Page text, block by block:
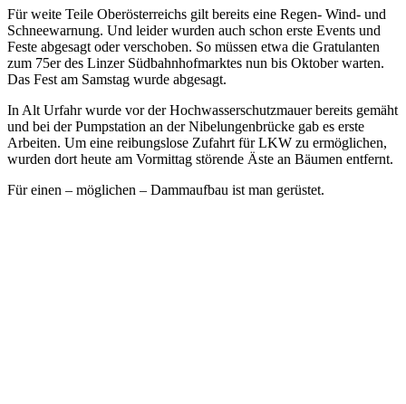
Für weite Teile Oberösterreichs gilt bereits eine Regen- Wind- und
Schneewarnung. Und leider wurden auch schon erste Events und
Feste abgesagt oder verschoben. So müssen etwa die Gratulanten
zum 75er des Linzer Südbahnhofmarktes nun bis Oktober warten.
Das Fest am Samstag wurde abgesagt.
In Alt Urfahr wurde vor der Hochwasserschutzmauer bereits gemäht
und bei der Pumpstation an der Nibelungenbrücke gab es erste
Arbeiten. Um eine reibungslose Zufahrt für LKW zu ermöglichen,
wurden dort heute am Vormittag störende Äste an Bäumen entfernt.
Für einen – möglichen – Dammaufbau ist man gerüstet.